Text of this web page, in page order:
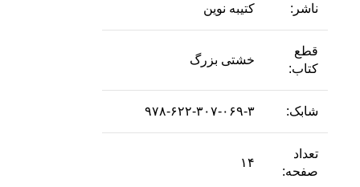
ناشر: کتیبه نوین
قطع
کتاب:
خشتی بزرگ
شابک: ۹۷۸-۶۲۲-۳۰۷-۰۶۹-۳
تعداد
صفحه:
۱۴